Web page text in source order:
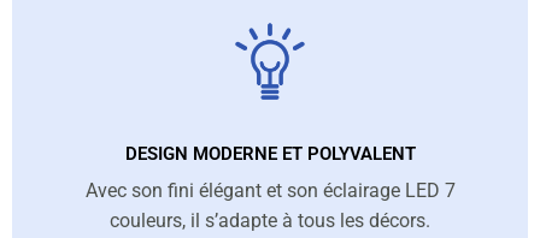
DESIGN MODERNE ET POLYVALENT
Avec son fini élégant et son éclairage LED 7
couleurs, il s’adapte à tous les décors.